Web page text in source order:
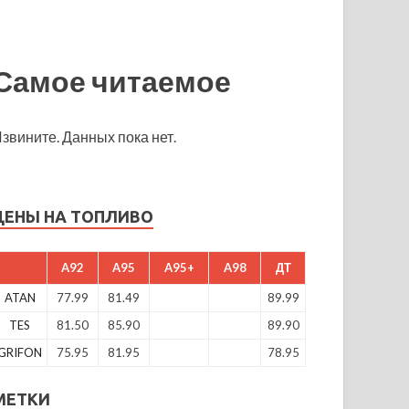
читаемое
Данных пока нет.
НА ТОПЛИВО
A92 A95 A95+ A98 ДТ
ATAN 77.99 81.49
89.99
TES
81.50 85.90
89.90
75.95 81.95 78.95